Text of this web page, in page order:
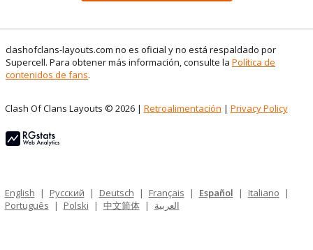
clashofclans-layouts.com no es oficial y no está respaldado por
Supercell. Para obtener más información, consulte la Política de
contenidos de fans.
Clash Of Clans Layouts © 2026 | Retroalimentación | Privacy Policy
English | Русский | Deutsch | Français | Español | Italiano
|
Português
| Polski | 中文简体 | العربية